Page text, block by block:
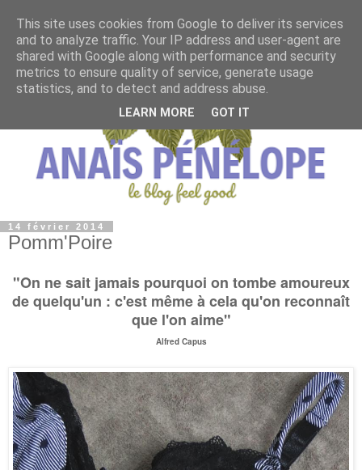
14 février 2014
Pomm'Poire
"On ne sait jamais pourquoi on tombe amoureux
de quelqu'un : c'est même à cela qu'on reconnaît
que l'on aime"
Alfred Capus
This site uses cookies from Google to deliver its services
and to analyze traffic. Your IP address and user-agent are
shared with Google along with performance and security
metrics to ensure quality of service, generate usage
statistics, and to detect and address abuse.
LEARN MORE GOT IT